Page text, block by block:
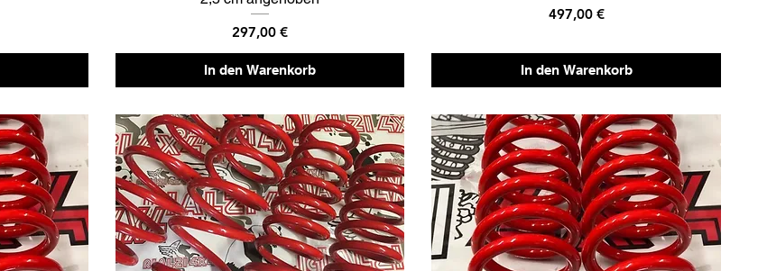
Preis
297,00 €
In den Warenkorb
Preis
497,00 €
In den Warenkorb